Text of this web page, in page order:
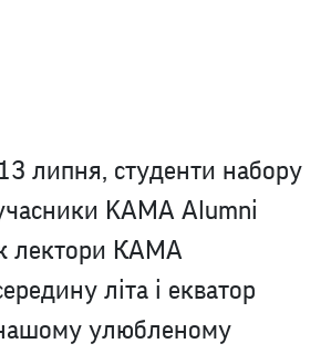
липня, студенти набору
KAMA Alumni
лектори КАМА
літа і екватор
улюбленому